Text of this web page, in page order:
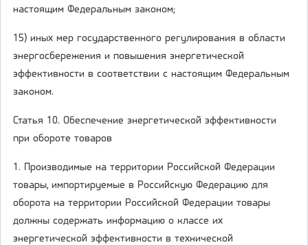
настоящим Федеральным законом;
15) иных мер государственного регулирования в области
энергосбережения и повышения энергетической
эффективности в соответствии с настоящим Федеральным
законом.
Статья 10. Обеспечение энергетической эффективности
при обороте товаров
1. Производимые на территории Российской Федерации
товары, импортируемые в Российскую Федерацию для
оборота на территории Российской Федерации товары
должны содержать информацию о классе их
энергетической эффективности в технической